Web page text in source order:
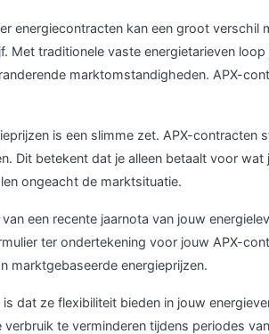
energiecontracten kan een groot verschil
Met traditionele vaste energietarieven
marktomstandigheden. APX-
is een slimme zet. APX-contracten
Dit betekent dat je alleen betaalt voor wat
ongeacht de marktsituatie.
een recente jaarnota van jouw
ter ondertekening voor jouw APX-
marktgebaseerde energieprijzen.
dat ze flexibiliteit bieden in jouw
te verminderen tijdens periodes